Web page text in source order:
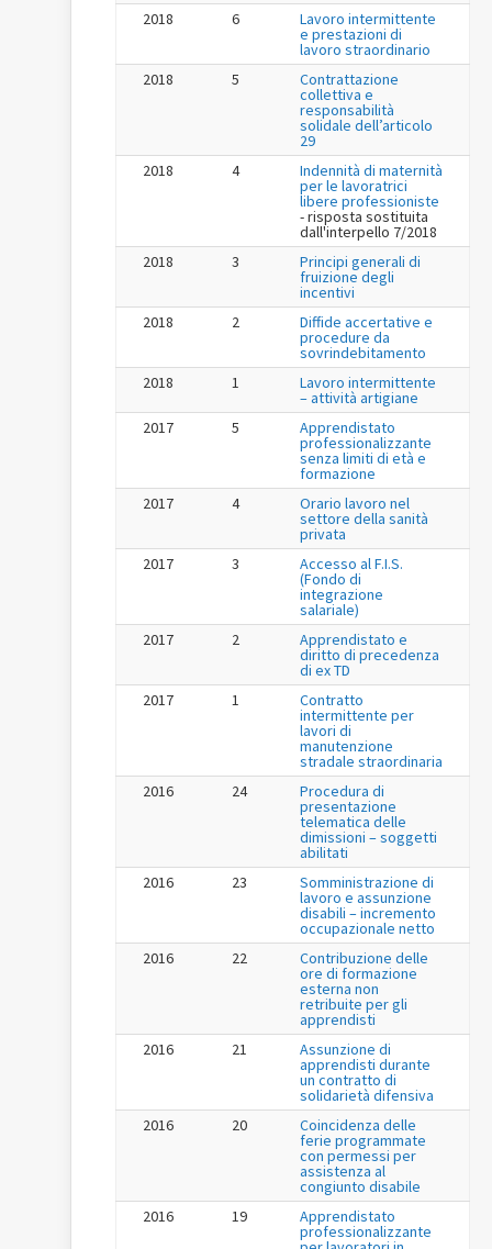
2018
6 Lavoro intermittente
e prestazioni di
lavoro straordinario
2018
5 Contrattazione
collettiva e
responsabilità
solidale dell’articolo
29
2018
4 Indennità di maternità
per le lavoratrici
libere professioniste
- risposta sostituita
dall'interpello 7/2018
2018
3 Principi generali di
fruizione degli
incentivi
2018
2 Diffide accertative e
procedure da
sovrindebitamento
2018
1 Lavoro intermittente
– attività artigiane
2017
5 Apprendistato
professionalizzante
senza limiti di età e
formazione
2017
4 Orario lavoro nel
settore della sanità
privata
2017
3 Accesso al F.I.S.
(Fondo di
integrazione
salariale)
2017
2 Apprendistato e
diritto di precedenza
di ex TD
2017
1 Contratto
intermittente per
lavori di
manutenzione
stradale straordinaria
2016
24 Procedura di
presentazione
telematica delle
dimissioni – soggetti
abilitati
2016
23 Somministrazione di
lavoro e assunzione
disabili – incremento
occupazionale netto
2016
22 Contribuzione delle
ore di formazione
esterna non
retribuite per gli
apprendisti
2016
21 Assunzione di
apprendisti durante
un contratto di
solidarietà difensiva
2016
20 Coincidenza delle
ferie programmate
con permessi per
assistenza al
congiunto disabile
2016
19 Apprendistato
professionalizzante